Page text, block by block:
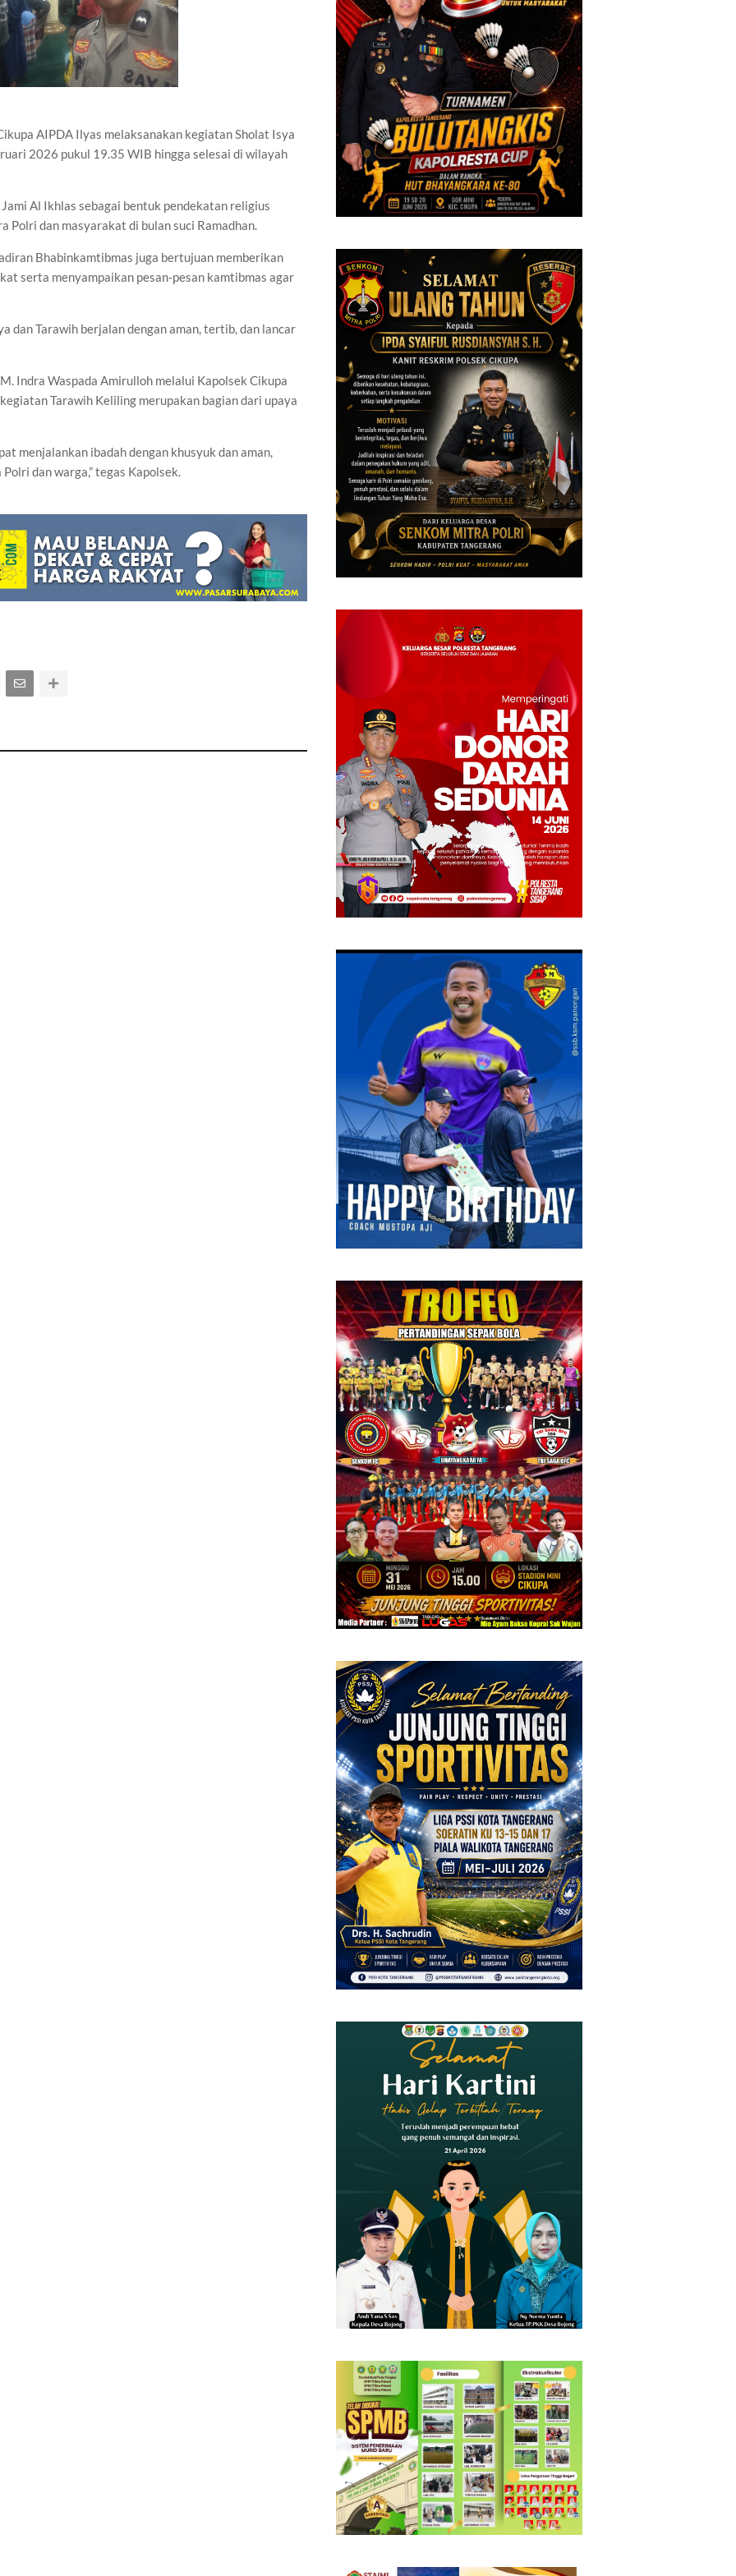
AIPDA Ilyas melaksanakan kegiatan Sholat Isya
2026 pukul 19.35 WIB hingga selesai di wilayah
Al Ikhlas sebagai bentuk pendekatan religius
dan masyarakat di bulan suci Ramadhan.
Bhabinkamtibmas juga bertujuan memberikan
serta menyampaikan pesan-pesan kamtibmas agar
dan Tarawih berjalan dengan aman, tertib, dan lancar
Indra Waspada Amirulloh melalui Kapolsek Cikupa
Tarawih Keliling merupakan bagian dari upaya
menjalankan ibadah dengan khusyuk dan aman,
dan warga,” tegas Kapolsek.